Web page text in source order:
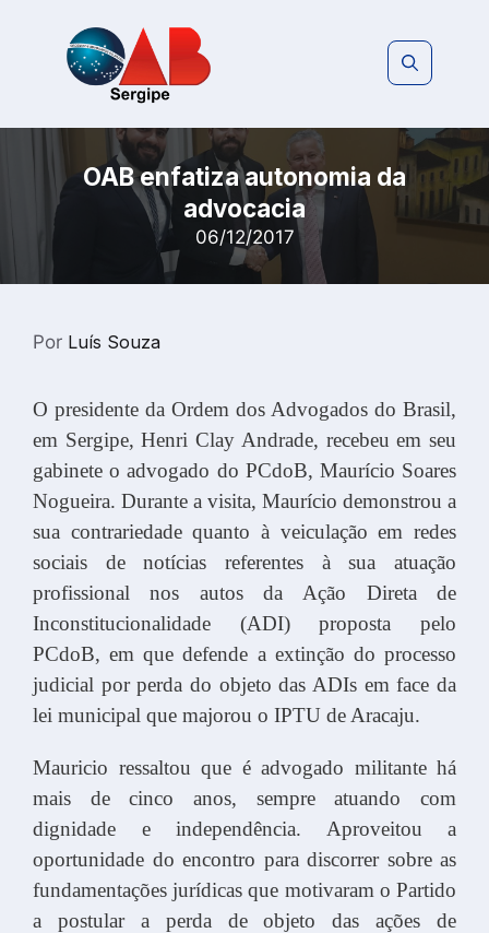
OAB enfatiza autonomia da
advocacia
06/12/2017
Por Luís Souza
O presidente da Ordem dos Advogados do Brasil,
em Sergipe, Henri Clay Andrade, recebeu em seu
gabinete o advogado do PCdoB, Maurício Soares
Nogueira. Durante a visita, Maurício demonstrou a
sua contrariedade quanto à veiculação em redes
sociais de notícias referentes à sua atuação
profissional nos autos da Ação Direta de
Inconstitucionalidade (ADI) proposta pelo
PCdoB, em que defende a extinção do processo
judicial por perda do objeto das ADIs em face da
lei municipal que majorou o IPTU de Aracaju.
Mauricio ressaltou que é advogado militante há
mais de cinco anos, sempre atuando com
dignidade e independência. Aproveitou a
oportunidade do encontro para discorrer sobre as
fundamentações jurídicas que motivaram o Partido
a postular a perda de objeto das ações de